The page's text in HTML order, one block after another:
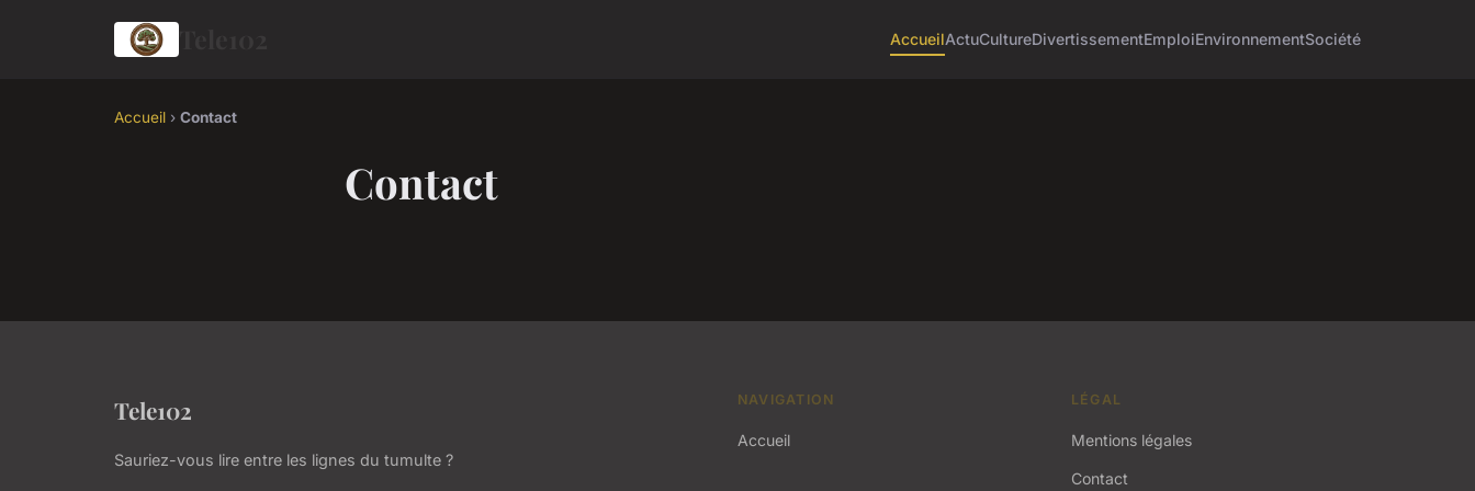
AccueilActuCultureDivertissementEmploiEnvironnementSociété
Accueil › Contact
Contact
Tele102
Sauriez-vous lire entre les lignes du tumulte ?
NAVIGATION
Accueil
LÉGAL
Mentions légales
Contact